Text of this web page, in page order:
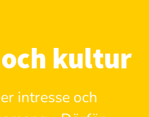
kultur
intresse och